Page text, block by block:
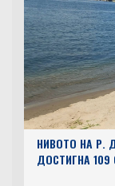
НИВОТО НА Р.
ДОСТИГНА